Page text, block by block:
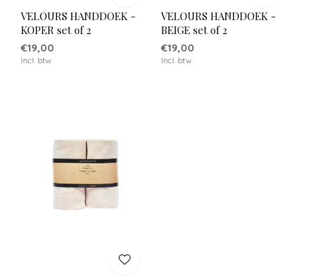
VELOURS HANDDOEK -
KOPER set of 2
€19,00
Incl. btw
VELOURS HANDDOEK -
BEIGE set of 2
€19,00
Incl. btw